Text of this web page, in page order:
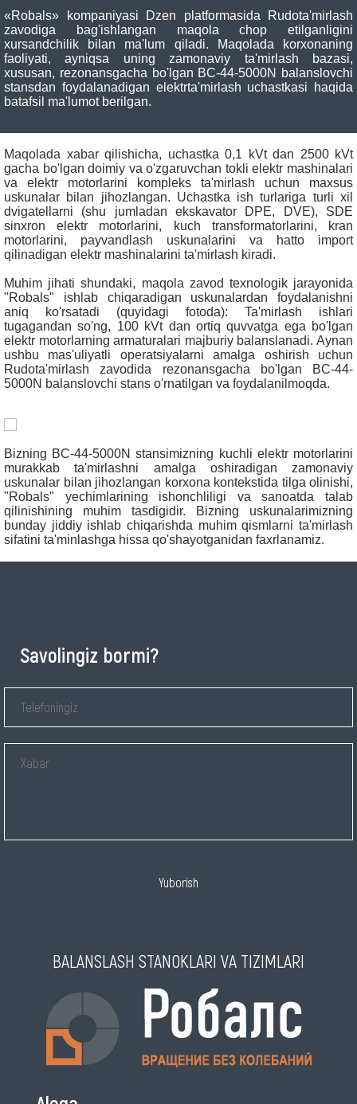
«Robals» kompaniyasi Dzen platformasida Rudota'mirlash
zavodiga bag'ishlangan maqola chop etilganligini
xursandchilik bilan ma'lum qiladi. Maqolada korxonaning
faoliyati, ayniqsa uning zamonaviy ta'mirlash bazasi,
xususan, rezonansgacha bo'lgan BС-44-5000N balanslovchi
stansdan foydalanadigan elektrta'mirlash uchastkasi haqida
batafsil ma'lumot berilgan.
Maqolada xabar qilishicha, uchastka 0,1 kVt dan 2500 kVt
gacha bo'lgan doimiy va o'zgaruvchan tokli elektr mashinalari
va elektr motorlarini kompleks ta'mirlash uchun maxsus
uskunalar bilan jihozlangan. Uchastka ish turlariga turli xil
dvigatellarni (shu jumladan ekskavator DPE, DVE), SDE
sinxron elektr motorlarini, kuch transformatorlarini, kran
motorlarini, payvandlash uskunalarini va hatto import
qilinadigan elektr mashinalarini ta'mirlash kiradi.
Muhim jihati shundaki, maqola zavod texnologik jarayonida
"Robals" ishlab chiqaradigan uskunalardan foydalanishni
aniq ko'rsatadi (quyidagi fotoda): Ta'mirlash ishlari
tugagandan so'ng, 100 kVt dan ortiq quvvatga ega bo'lgan
elektr motorlarning armaturalari majburiy balanslanadi. Aynan
ushbu mas'uliyatli operatsiyalarni amalga oshirish uchun
Rudota'mirlash zavodida rezonansgacha bo'lgan BС-44-
5000N balanslovchi stans o'rnatilgan va foydalanilmoqda.
Bizning BС-44-5000N stansimizning kuchli elektr motorlarini
murakkab ta'mirlashni amalga oshiradigan zamonaviy
uskunalar bilan jihozlangan korxona kontekstida tilga olinishi,
"Robals" yechimlarining ishonchliligi va sanoatda talab
qilinishining muhim tasdigidir. Bizning uskunalarimizning
bunday jiddiy ishlab chiqarishda muhim qismlarni ta'mirlash
sifatini ta'minlashga hissa qo'shayotganidan faxrlanamiz.
Savolingiz bormi?
Yuborish
BALANSLASH STANOKLARI VA TIZIMLARI